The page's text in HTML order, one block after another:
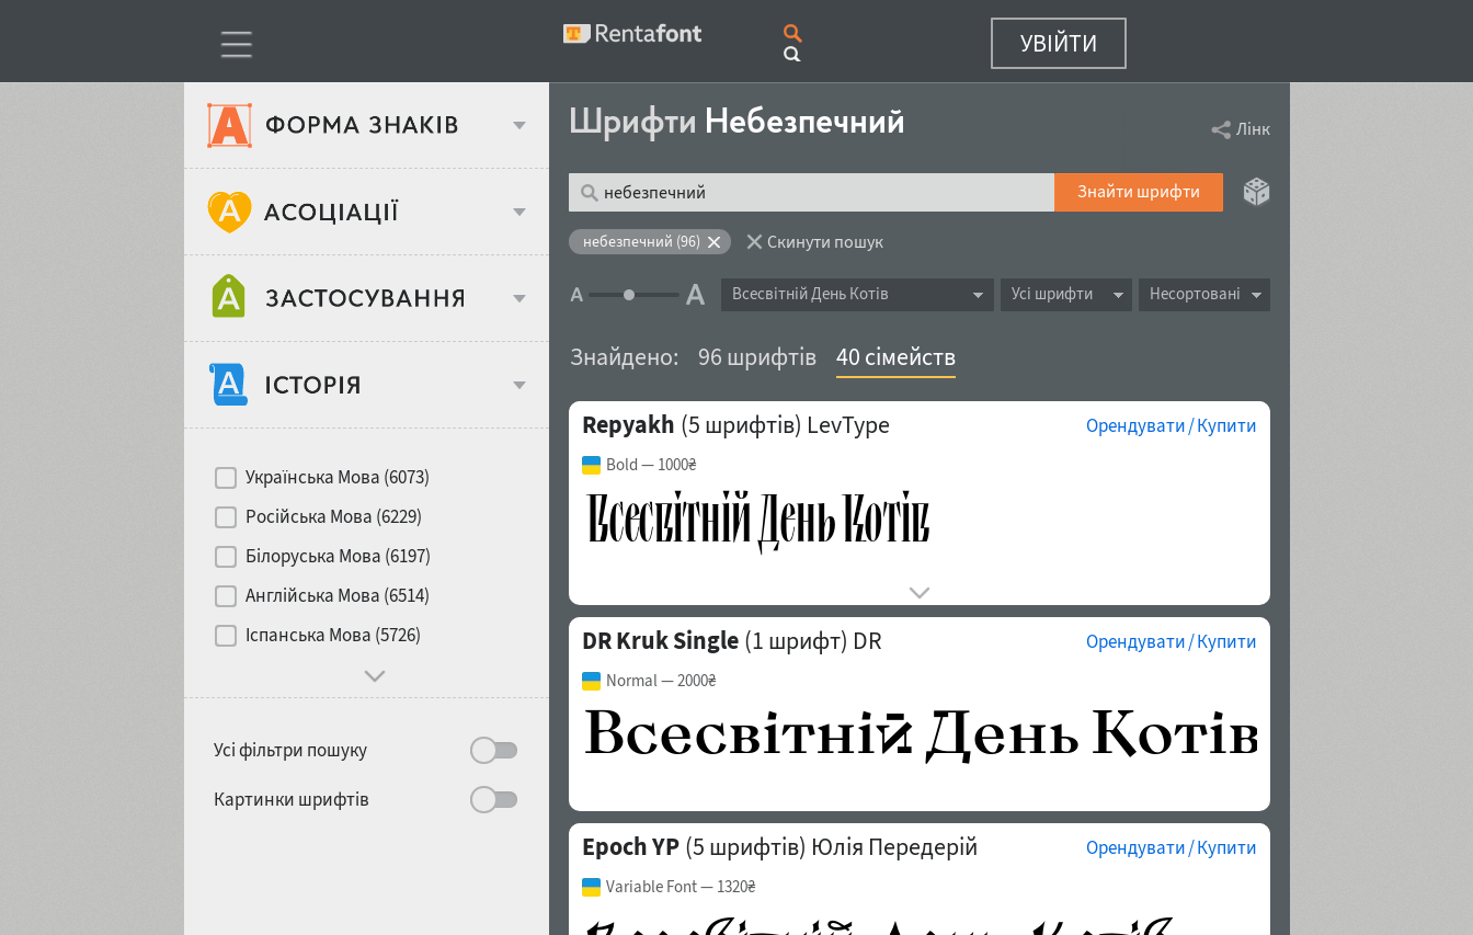
УВІЙТИ
Тип шрифтів
Ширина
Контраст
Віковий стереотип
Гендерний стереотип
Характер і поведінка
Об'єкт дизайну
Українська Мова (6073)
Російська Мова (6229)
Білоруська Мова (6197)
Англійська Мова (6514)
Іспанська Мова (5726)
Усі фільтри пошуку
Картинки шрифтів
Шрифти Небезпечний Лінк
Знайти шрифти
небезпечний (96) Скинути пошук
Усі шрифти Несортовані
Всесвітній День Котів
Знайдено: 96 шрифтів 40 сімейств
Repyakh (5 шрифтів) LevType Орендувати / Купити
Bold — 1000₴
DR Kruk Single (1 шрифт) DR Орендувати / Купити
Normal— 2000₴
Epoch YP (5 шрифтів) Юлія Передерій Орендувати / Купити
Variable Font— 1320₴